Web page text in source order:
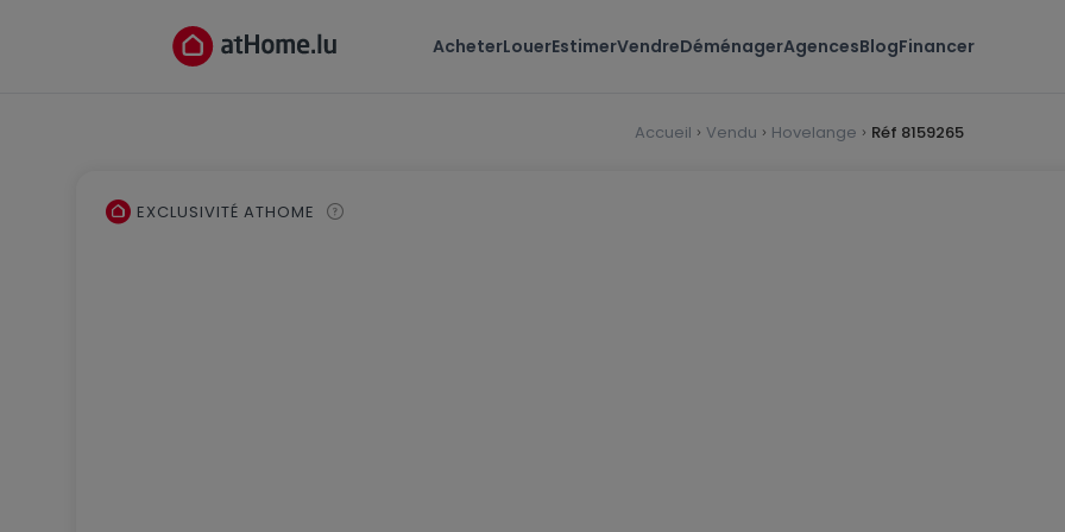
AcheterLouerEstimerVendreDéménagerAgencesBlogFinancer
Accueil Vendu Hovelange Réf 8159265
EXCLUSIVITÉ ATHOME